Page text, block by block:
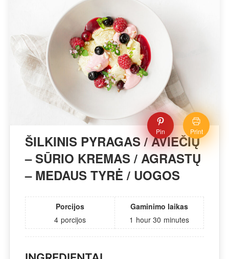
Pin Print
ŠILKINIS PYRAGAS / AVIEČIŲ
– SŪRIO KREMAS / AGRASTŲ
– MEDAUS TYRĖ / UOGOS
Porcijos
4 porcijos
Gaminimo laikas
1 hour 30 minutes